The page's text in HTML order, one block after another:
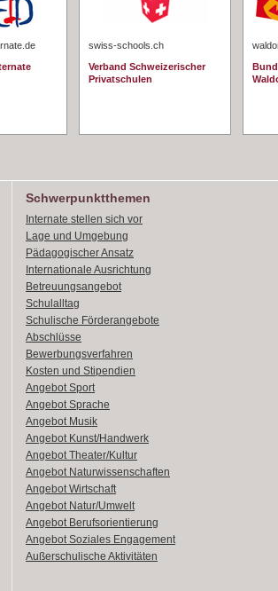
swiss-schools.ch
Verband Schweizerischer
Privatschulen
Schwerpunktthemen
Internate stellen sich vor
Lage und Umgebung
Pädagogischer Ansatz
Internationale Ausrichtung
Betreuungsangebot
Schulalltag
Schulische Förderangebote
Abschlüsse
Bewerbungsverfahren
Kosten und Stipendien
Angebot Sport
Angebot Sprache
Angebot Musik
Angebot Kunst/Handwerk
Angebot Theater/Kultur
Angebot Naturwissenschaften
Angebot Wirtschaft
Angebot Natur/Umwelt
Angebot Berufsorientierung
Angebot Soziales Engagement
Außerschulische Aktivitäten